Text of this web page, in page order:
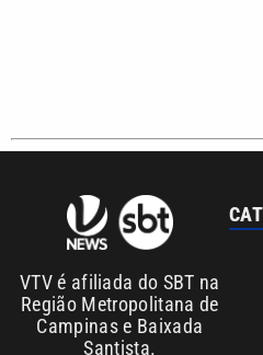
Sobre nós Anuncie agora
Copyright © 2026. Todos os